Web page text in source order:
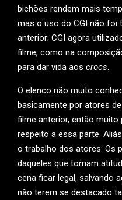
bichões rendem mais
mas o uso do CGI não foi
anterior; CGI agora
filme, como na
para dar vida aos crocs.
O elenco não muito
basicamente por atores
filme anterior, então
respeito a essa parte.
o trabalho dos atores. Os
daqueles que tomam
cena ficar legal, salvando
não terem se destacado